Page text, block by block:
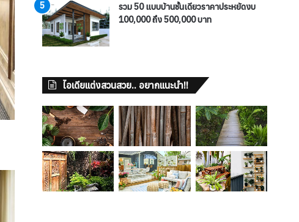
รวม 50 แบบบ้านชั้นเดียวราคาประหยัดงบ
100,000 ถึง 500,000 บาท
ไอเดียแต่งสวนสวย.. อยากแนะนำ!!